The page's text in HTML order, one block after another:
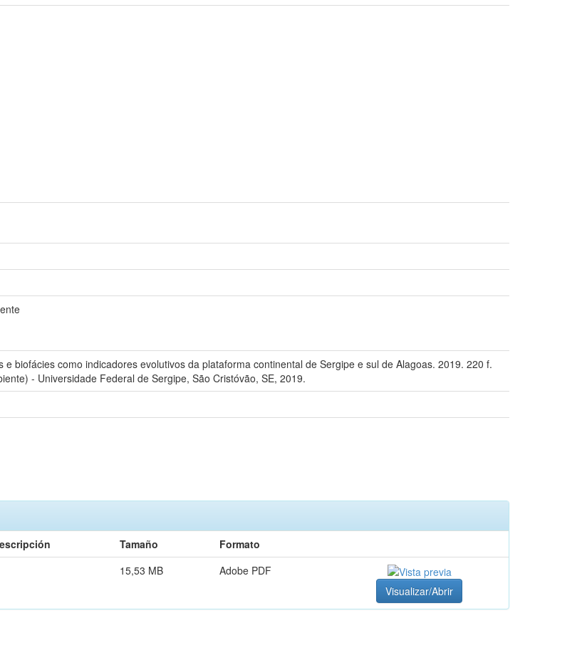
biofácies como indicadores evolutivos da plataforma continental de Sergipe e sul de Alagoas. 2019. 220 f.
- Universidade Federal de Sergipe, São Cristóvão, SE, 2019.
Tamaño
Formato
15,53 MB
Adobe PDF
Visualizar/Abrir